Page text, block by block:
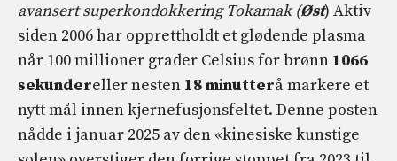
avansert superkondokkering Tokamak (Øst) Aktiv
siden 2006 har opprettholdt et glødende plasma
når 100 millioner grader Celsius for brønn 1066
sekundereller nesten 18 minutterå markere et
nytt mål innen kjernefusjonsfeltet. Denne posten
nådde i januar 2025 av den «kinesiske kunstige